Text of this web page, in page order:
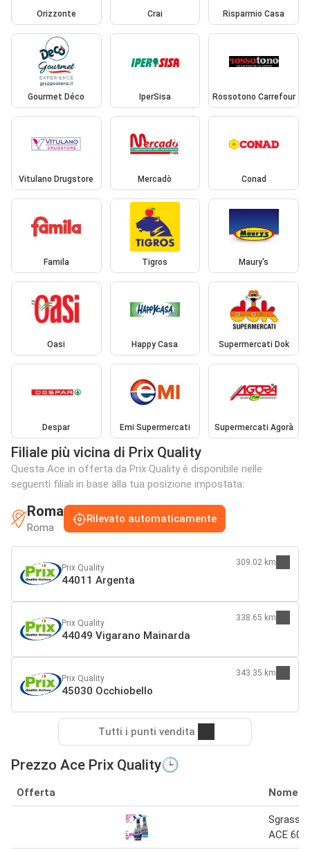
Orizzonte Crai Risparmio Casa
Gourmet Déco IperSisa Rossotono Carrefour
Vitulano Drugstore Mercadò Conad
Famila Tigros Maury's
Oasi Happy Casa Supermercati Dok
Despar Emi Supermercati Supermercati Agorà
Filiale più vicina di Prix Quality
Questa Ace in offerta da Prix Quality è disponibile nelle
seguenti filiali in base alla tua posizione impostata:
Roma
Roma
Rilevato automaticamente
Prix Quality
44011 Argenta
309.02 km
Prix Quality
44049 Vigarano Mainarda
338.65 km
Prix Quality
45030 Occhiobello
343.35 km
Tutti i punti vendita
Prezzo Ace Prix Quality🕒
Offerta Nome
ACE